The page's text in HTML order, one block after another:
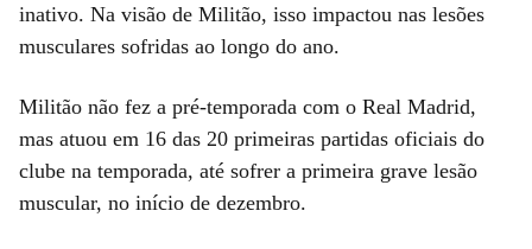
inativo. Na visão de Militão, isso impactou nas lesões
musculares sofridas ao longo do ano.
Militão não fez a pré-temporada com o Real Madrid,
mas atuou em 16 das 20 primeiras partidas oficiais do
clube na temporada, até sofrer a primeira grave lesão
muscular, no início de dezembro.